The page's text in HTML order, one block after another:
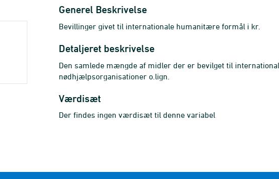
Generel Beskrivelse
Bevillinger givet til internationale humanitære formål i kr.
Detaljeret beskrivelse
Den samlede mængde af midler der er bevilget til
nødhjælpsorganisationer o.lign.
Værdisæt
Der findes ingen værdisæt til denne variabel